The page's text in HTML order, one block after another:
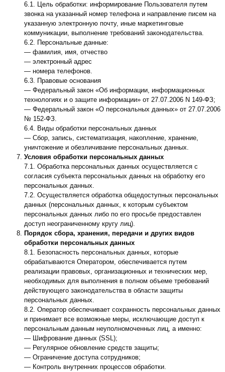
6.1. Цель обработки: информирование Пользователя путем
звонка на указанный номер телефона и направление писем на
указанную электронную почту, иные маркетинговые
коммуникации, выполнение требований законодательства.
6.2. Персональные данные:
— фамилия, имя, отчество
— электронный адрес
— номера телефонов.
6.3. Правовые основания
— Федеральный закон «Об информации, информационных
технологиях и о защите информации» от 27.07.2006 N 149-ФЗ;
— Федеральный закон «О персональных данных» от 27.07.2006
№ 152-ФЗ.
6.4. Виды обработки персональных данных
— Сбор, запись, систематизация, накопление, хранение,
уничтожение и обезличивание персональных данных.
Условия обработки персональных данных
7.1. Обработка персональных данных осуществляется с
согласия субъекта персональных данных на обработку его
персональных данных.
7.2. Осуществляется обработка общедоступных персональных
данных (персональных данных, к которым субъектом
персональных данных либо по его просьбе предоставлен
доступ неограниченному кругу лиц).
Порядок сбора, хранения, передачи и других видов
обработки персональных данных
8.1. Безопасность персональных данных, которые
обрабатываются Оператором, обеспечивается путем
реализации правовых, организационных и технических мер,
необходимых для выполнения в полном объеме требований
действующего законодательства в области защиты
персональных данных.
8.2. Оператор обеспечивает сохранность персональных данных
и принимает все возможные меры, исключающие доступ к
персональным данным неуполномоченных лиц, а именно:
— Шифрование данных (SSL);
— Регулярное обновление средств защиты;
— Ограничение доступа сотрудников;
— Контроль внутренних процессов обработки.